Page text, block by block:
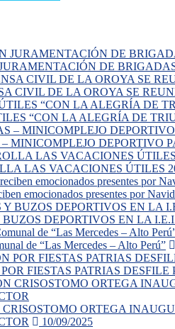
DE
CIVIL DE LA OROYA SE
“CON LA ALEGRÍA DE
MINICOMPLEJO DEPORTIVO
LAS VACACIONES ÚTILES
emocionados presentes por
DEPORTIVOS EN LA
de “Las Mercedes – Alto Perú”
FIESTAS PATRIAS DESFILE
ORTEGA
10/09/2025